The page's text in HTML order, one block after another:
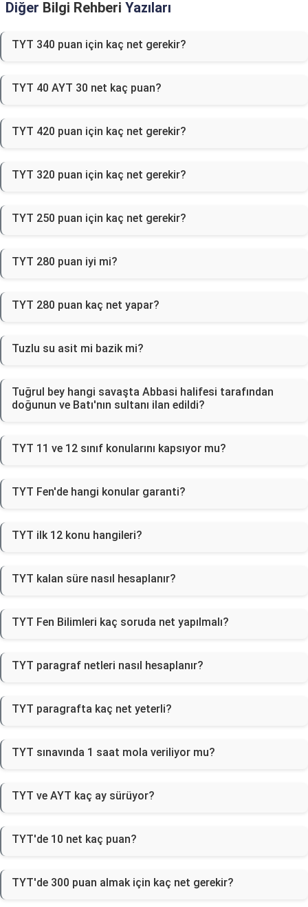
Diğer Bilgi Rehberi Yazıları
TYT 340 puan için kaç net gerekir?
TYT 40 AYT 30 net kaç puan?
TYT 420 puan için kaç net gerekir?
TYT 320 puan için kaç net gerekir?
TYT 250 puan için kaç net gerekir?
TYT 280 puan iyi mi?
TYT 280 puan kaç net yapar?
Tuzlu su asit mi bazik mi?
Tuğrul bey hangi savaşta Abbasi halifesi tarafından
doğunun ve Batı'nın sultanı ilan edildi?
TYT 11 ve 12 sınıf konularını kapsıyor mu?
TYT Fen'de hangi konular garanti?
TYT ilk 12 konu hangileri?
TYT kalan süre nasıl hesaplanır?
TYT Fen Bilimleri kaç soruda net yapılmalı?
TYT paragraf netleri nasıl hesaplanır?
TYT paragrafta kaç net yeterli?
TYT sınavında 1 saat mola veriliyor mu?
TYT ve AYT kaç ay sürüyor?
TYT'de 10 net kaç puan?
TYT'de 300 puan almak için kaç net gerekir?